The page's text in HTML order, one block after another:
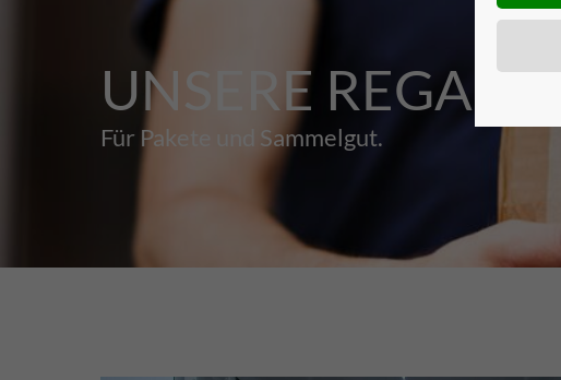
UNSERE REGAL-
Für Pakete und Sammelgut.